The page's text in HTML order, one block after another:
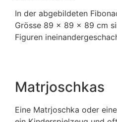
In der abgebildeten
Grösse 89 x 89 x 89 cm
Figuren
Matrjoschkas
Eine Matrjoschka oder